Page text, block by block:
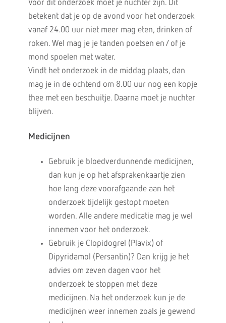
Voor dit onderzoek moet je nuchter zijn. Dit
betekent dat je op de avond voor het onderzoek
vanaf 24.00 uur niet meer mag eten, drinken of
roken. Wel mag je je tanden poetsen en / of je
mond spoelen met water.
Vindt het onderzoek in de middag plaats, dan
mag je in de ochtend om 8.00 uur nog een kopje
thee met een beschuitje. Daarna moet je nuchter
blijven.
Medicijnen
Gebruik je bloedverdunnende medicijnen,
dan kun je op het afsprakenkaartje zien
hoe lang deze voorafgaande aan het
onderzoek tijdelijk gestopt moeten
worden. Alle andere medicatie mag je wel
innemen voor het onderzoek.
Gebruik je Clopidogrel (Plavix) of
Dipyridamol (Persantin)? Dan krijg je het
advies om zeven dagen voor het
onderzoek te stoppen met deze
medicijnen. Na het onderzoek kun je de
medicijnen weer innemen zoals je gewend